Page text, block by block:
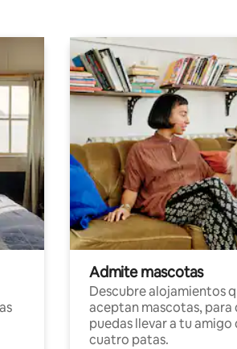
Admite mascotas
Descubre alojamientos
aceptan mascotas, para
puedas llevar a tu amigo
cuatro patas.